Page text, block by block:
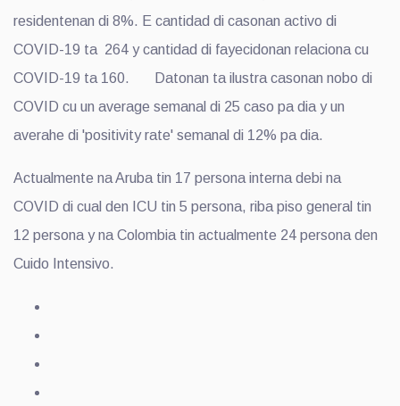
residentenan di 8%. E cantidad di casonan activo di
COVID-19 ta 264 y cantidad di fayecidonan relaciona cu
COVID-19 ta 160. Datonan ta ilustra casonan nobo di
COVID cu un average semanal di 25 caso pa dia y un
averahe di 'positivity rate' semanal di 12% pa dia.
Actualmente na Aruba tin 17 persona interna debi na
COVID di cual den ICU tin 5 persona, riba piso general tin
12 persona y na Colombia tin actualmente 24 persona den
Cuido Intensivo.